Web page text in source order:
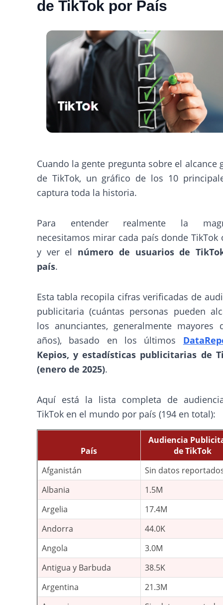
de TikTok por País
Cuando la gente pregunta sobre el alcance
de TikTok, un gráfico de los 10
captura toda la historia.
Para entender realmente la
necesitamos mirar cada país donde TikTok
y ver el número de usuarios de
país.
Esta tabla recopila cifras verificadas de
publicitaria (cuántas personas pueden
los anunciantes, generalmente mayores
años), basado en los últimos
Kepios, y estadísticas publicitarias de
(enero de 2025).
Aquí está la lista completa de
TikTok en el mundo por país (194 en total):
País
Audiencia
de TikTok
Afganistán
Sin datos
Albania
1.5M
Argelia
17.4M
Andorra
44.0K
Angola
3.0M
Antigua y Barbuda
38.5K
Argentina
21.3M